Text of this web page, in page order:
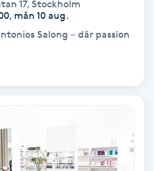
17, Stockholm
mån 10 aug.
Salong – där passion